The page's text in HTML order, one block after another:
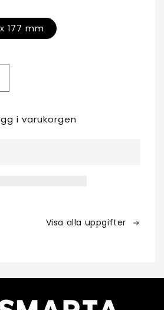
177 mm
i varukorgen
Visa alla uppgifter